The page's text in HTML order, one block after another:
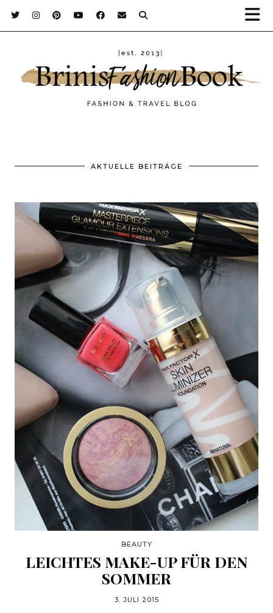
AKTUELLE BEITRÄGE
BEAUTY
LEICHTES MAKE-UP FÜR DEN
SOMMER
3. JULI 2015